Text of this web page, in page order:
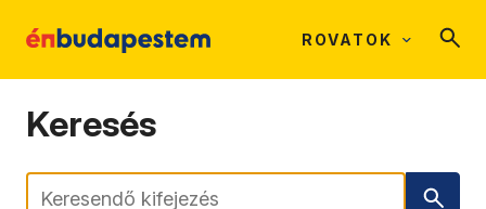
ROVATOK
Keresés
Keresés